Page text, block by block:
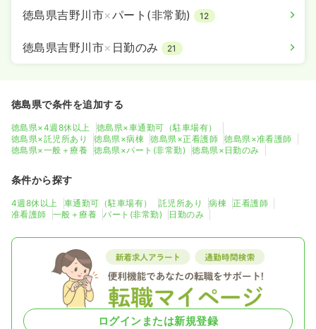
徳島県吉野川市×パート(非常勤) 12
徳島県吉野川市× 日勤のみ 21
徳島県で条件を追加する
徳島県×4週8休以上
徳島県×車通勤可（駐車場有）
徳島県×託児所あり
徳島県×病棟 徳島県×正看護師
徳島県×准看護師
徳島県×一般＋療養
徳島県×パート(非常勤) 徳島県×日勤のみ
条件から探す
4週8休以上 車通勤可（駐車場有） 託児所あり 病棟
正看護師
准看護師
一般＋療養 パート(非常勤) 日勤のみ
ログインまたは新規登録